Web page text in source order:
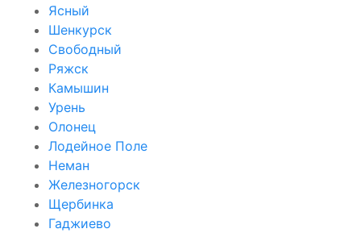
Ясный
Шенкурск
Свободный
Ряжск
Камышин
Урень
Олонец
Лодейное Поле
Неман
Железногорск
Щербинка
Гаджиево